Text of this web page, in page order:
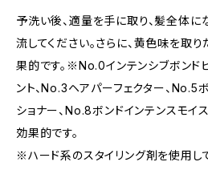
予洗い後、適量を手に取り、髪全体
流してください。さらに、黄色味を取
果的です。※No.0インテンシブボンド
ント、No.3ヘアパーフェクター、No.5
ショナー、No.8ボンドインテンスモイ
効果的です。
※ハード系のスタイリング剤を使用し